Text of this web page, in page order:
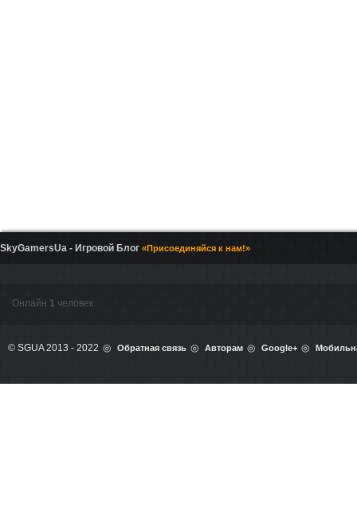
SkyGamersUa - Игровой Блог «Присоединяйся к нам!»
Онлайн 1 человек
© SGUA 2013 - 2022 Обратная связь Авторам Google+